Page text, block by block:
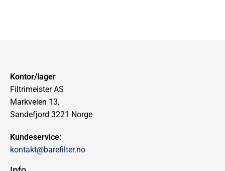
Kontor/lager
Filtrimeister AS
Markveien 13,
Sandefjord 3221 Norge
Kundeservice:
kontakt@barefilter.no